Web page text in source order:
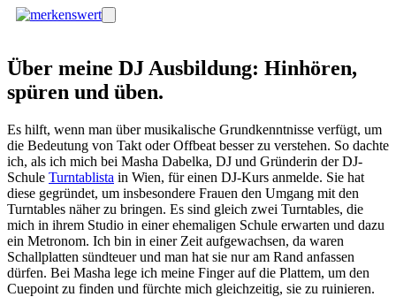
Zum
Menü
Über meine DJ Ausbildung: Hinhören,
spüren und üben.
Es hilft, wenn man über musikalische Grundkenntnisse verfügt, um
die Bedeutung von Takt oder Offbeat besser zu verstehen. So dachte
ich, als ich mich bei Masha Dabelka, DJ und Gründerin der DJ-
Schule Turntablista in Wien, für einen DJ-Kurs anmelde. Sie hat
diese gegründet, um insbesondere Frauen den Umgang mit den
Turntables näher zu bringen. Es sind gleich zwei Turntables, die
mich in ihrem Studio in einer ehemaligen Schule erwarten und dazu
ein Metronom. Ich bin in einer Zeit aufgewachsen, da waren
Schallplatten sündteuer und man hat sie nur am Rand anfassen
dürfen. Bei Masha lege ich meine Finger auf die Plattem, um den
Cuepoint zu finden und fürchte mich gleichzeitig, sie zu ruinieren.